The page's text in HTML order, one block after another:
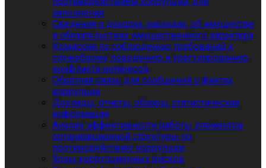
заполнения
Сведения о доходах, расходах, об имуществе
и обязательствах имущественного характера
Комиссия по соблюдению требований к
служебному поведению и урегулированию
конфликта интересов
Обратная связь для сообщений о фактах
коррупции
Доклады, отчеты, обзоры, статистическая
информация
Анализ эффективности работы элементов
организационной структуры по
противодействию коррупции
Зоны коррупционных рисков